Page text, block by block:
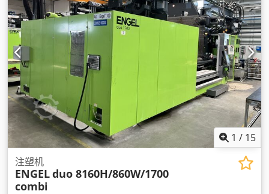
1 / 15
注塑机
ENGELduo 8160H/860W/1700
combi